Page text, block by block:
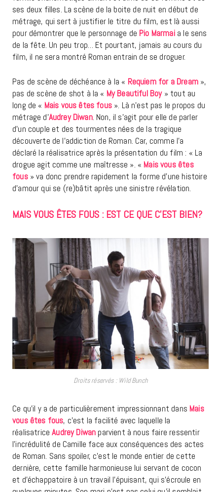
ses deux filles. La scène de la boite de nuit en début de
métrage, qui sert à justifier le titre du film, est là aussi
pour démontrer que le personnage de Pio Marmai a le sens
de la fête. Un peu trop… Et pourtant, jamais au cours du
film, il ne sera montré Roman entrain de se droguer.
Pas de scène de déchéance à la « Requiem for a Dream»,
pas de scène de shot à la « My Beautiful Boy» tout au
long de « Mais vous êtes fous». Là n’est pas le propos du
métrage d’Audrey Diwan. Non, il s’agit pour elle de parler
d’un couple et des tourmentes nées de la tragique
découverte de l’addiction de Roman. Car, comme l’a
déclaré la réalisatrice après la présentation du film : « La
drogue agit comme une maîtresse ». « Mais vous êtes
fous » va donc prendre rapidement la forme d’une histoire
d’amour qui se (re)bâtit après une sinistre révélation.
MAIS VOUS ÊTES FOUS : EST CE QUE C’EST BIEN?
Droits réservés : Wild Bunch
Ce qu’il y a de particulièrement impressionnant dans Mais
vous êtes fous, c’est la facilité avec laquelle la
réalisatriceAudrey Diwan parvient à nous faire ressentir
l’incrédulité de Camille face aux conséquences des actes
de Roman. Sans spoiler, c’est le monde entier de cette
dernière, cette famille harmonieuse lui servant de cocon
et d’échappatoire à un travail l’épuisant, qui s’écroule en